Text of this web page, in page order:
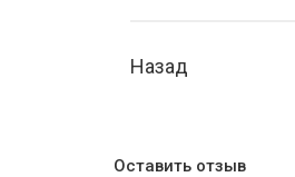
Назад
Оставить отзыв